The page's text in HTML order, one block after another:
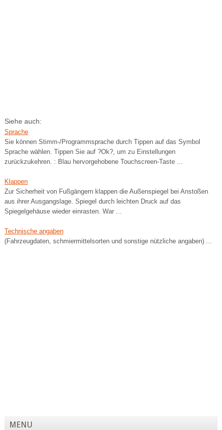
Siehe auch:
Sprache
Sie können Stimm-/Programmsprache durch Tippen auf das Symbol
Sprache wählen. Tippen Sie auf ?Ok?, um zu Einstellungen
zurückzukehren. : Blau hervorgehobene Touchscreen-Taste ...
Klappen
Zur Sicherheit von Fußgängern klappen die Außenspiegel bei Anstoßen
aus ihrer Ausgangslage. Spiegel durch leichten Druck auf das
Spiegelgehäuse wieder einrasten. War ...
Technische angaben
(Fahrzeugdaten, schmiermittelsorten und sonstige nützliche angaben) ...
MENU